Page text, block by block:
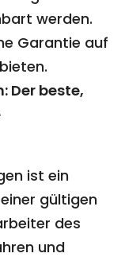
werden.
Garantie auf
Der beste,
ist ein
gültigen
des
und